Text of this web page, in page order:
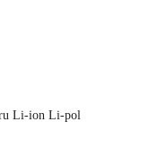
Li-ion Li-pol